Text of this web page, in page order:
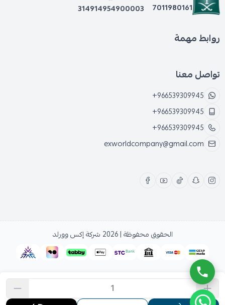
7011980161
314914954900003
روابط مهمة
تواصل معنا
+966539309945
+966539309945
+966539309945
exworldcompany@gmail.com
الحقوق محفوظة | 2026 شركة إكس وورلد